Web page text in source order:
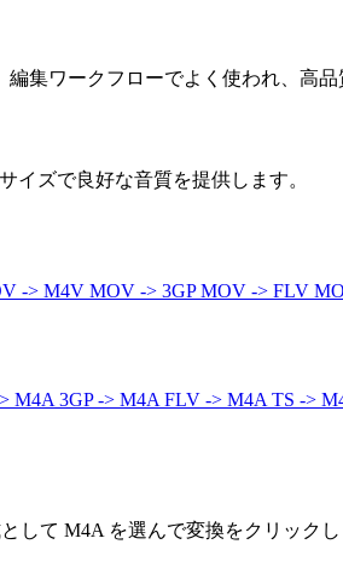
集ワークフローでよく使われ、高品
イズで良好な音質を提供します。
-> M4V MOV -> 3GPMOV -> FLV
M4A 3GP -> M4A FLV -> M4A TS ->
して M4A を選んで変換をクリック